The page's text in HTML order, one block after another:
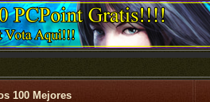
100 Mejores